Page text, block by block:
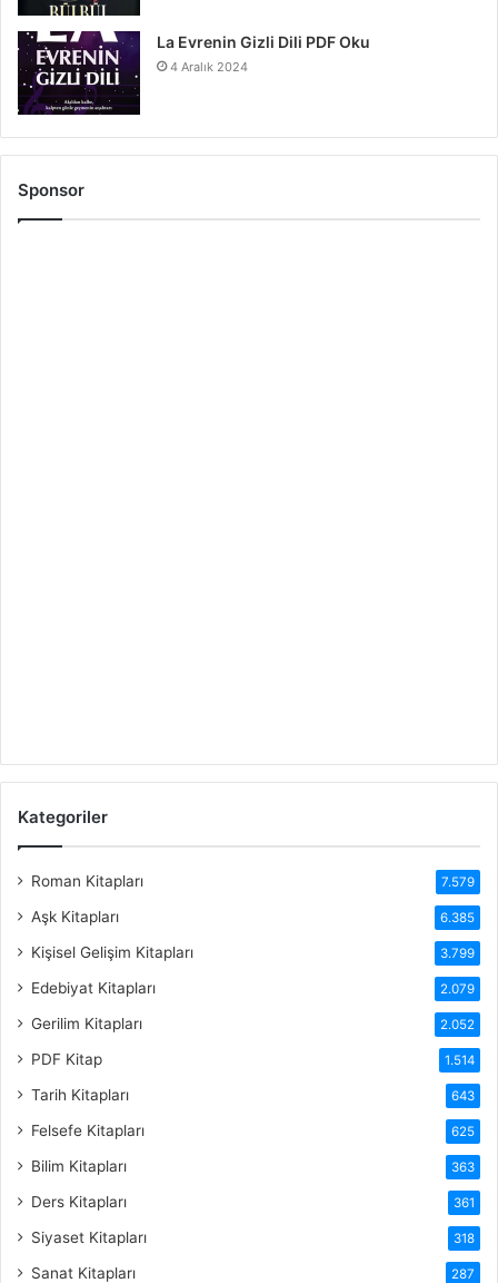
La Evrenin Gizli Dili PDF Oku
4 Aralık 2024
Sponsor
Kategoriler
Roman Kitapları 7.579
Aşk Kitapları 6.385
Kişisel Gelişim Kitapları 3.799
Edebiyat Kitapları 2.079
Gerilim Kitapları 2.052
PDF Kitap 1.514
Tarih Kitapları 643
Felsefe Kitapları 625
Bilim Kitapları 363
Ders Kitapları 361
Siyaset Kitapları 318
Sanat Kitapları 287